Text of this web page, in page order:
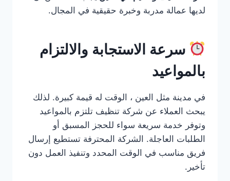
لديها عمالة مدربة وخبرة حقيقية في المجال.
سرعة الاستجابة والالتزام
بالمواعيد
في مدينة مثل العين ، الوقت له قيمة كبيرة. لذلك
يبحث العملاء عن شركة تنظيف تلتزم بالمواعيد
وتوفر خدمة سريعة سواء للحجز المسبق أو
الطلبات العاجلة. الشركة المحترفة تستطيع إرسال
فريق مناسب في الوقت المحدد وتنفيذ العمل دون
تأخير.